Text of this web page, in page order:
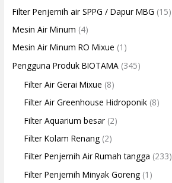
Filter Penjernih air SPPG / Dapur MBG (15)
Mesin Air Minum (4)
Mesin Air Minum RO Mixue (1)
Pengguna Produk BIOTAMA (345)
Filter Air Gerai Mixue (8)
Filter Air Greenhouse Hidroponik (8)
Filter Aquarium besar (2)
Filter Kolam Renang (2)
Filter Penjernih Air Rumah tangga (233)
Filter Penjernih Minyak Goreng (1)